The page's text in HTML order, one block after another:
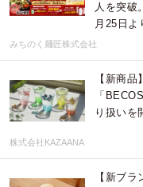
人を突破
月25日よ
みちのく麺匠株式会社
【新商
「
り扱いを
株式会社KAZAANA
【新ブ